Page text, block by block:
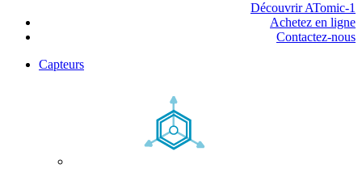
Découvrir ATomic-1
Achetez en ligne
Contactez-nous
Capteurs